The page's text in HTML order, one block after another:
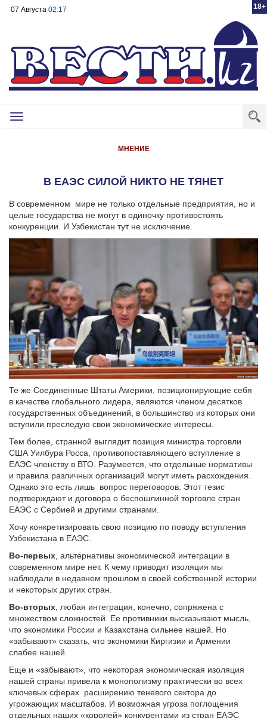
18+
07 Августа 02:17
Toggle
МНЕНИЕ
В ЕАЭС СИЛОЙ НИКТО НЕ ТЯНЕТ
В современном мире не только отдельные предприятия, но и
целые государства не могут в одиночку противостоять
конкуренции. И Узбекистан тут не исключение.
Те же Соединенные Штаты Америки, позиционирующие себя
в качестве глобального лидера, являются членом десятков
государственных объединений, в большинство из которых они
вступили преследую свои экономические интересы.
Тем более, странной выглядит позиция министра торговли
США Уилбура Росса, противопоставляющего вступление в
ЕАЭС членству в ВТО. Разумеется, что отдельные нормативы
и правила различных организаций могут иметь расхождения.
Однако это есть лишь вопрос переговоров. Этот тезис
подтверждают и договора о беспошлинной торговле стран
ЕАЭС с Сербией и другими странами.
Хочу конкретизировать свою позицию по поводу вступления
Узбекистана в ЕАЭС.
Во-первых , альтернативы экономической интеграции в
современном мире нет. К чему приводит изоляция мы
наблюдали в недавнем прошлом в своей собственной истории
и некоторых других стран.
Во-вторых , любая интеграция, конечно, сопряжена с
множеством сложностей. Ее противники высказывают мысль,
что экономики России и Казахстана сильнее нашей. Но
«забывают» сказать, что экономики Киргизии и Армении
слабее нашей.
Еще и «забывают», что некоторая экономическая изоляция
нашей страны привела к монополизму практически во всех
ключевых сферах расширению теневого сектора до
угрожающих масштабов. И возможная угроза поглощения
отдельных наших «королей» конкурентами из стран ЕАЭС